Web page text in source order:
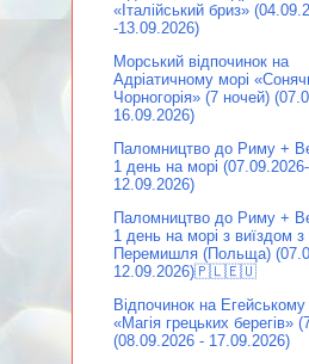
«Італійський бриз»
-13.09.2026)
Морський відпочинок на
Адріатичному морі
Чорногорія» (7 ночей)
16.09.2026)
Паломництво до Риму +
1 день на морі (07.09.2026-
12.09.2026)
Паломництво до Риму +
1 день на морі з виїздом з
Перемишля (Польща)
12.09.2026)🇵🇱🇪🇺
Відпочинок на Егейському
«Магія грецьких берегів»
(08.09.2026 - 17.09.2026)